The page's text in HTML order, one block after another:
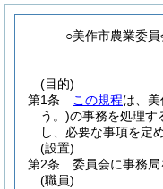
○美作市農業委
(目的)
第1条
この規程は、
う。)の事務を処理す
し、必要な事項を定
(設置)
第2条
委員会に事務局
(職員)